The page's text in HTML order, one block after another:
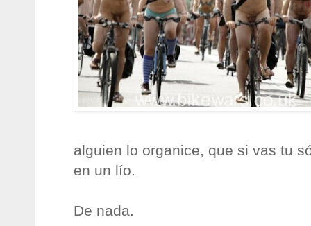
alguien lo organice, que si vas tu
en un lío.
De nada.